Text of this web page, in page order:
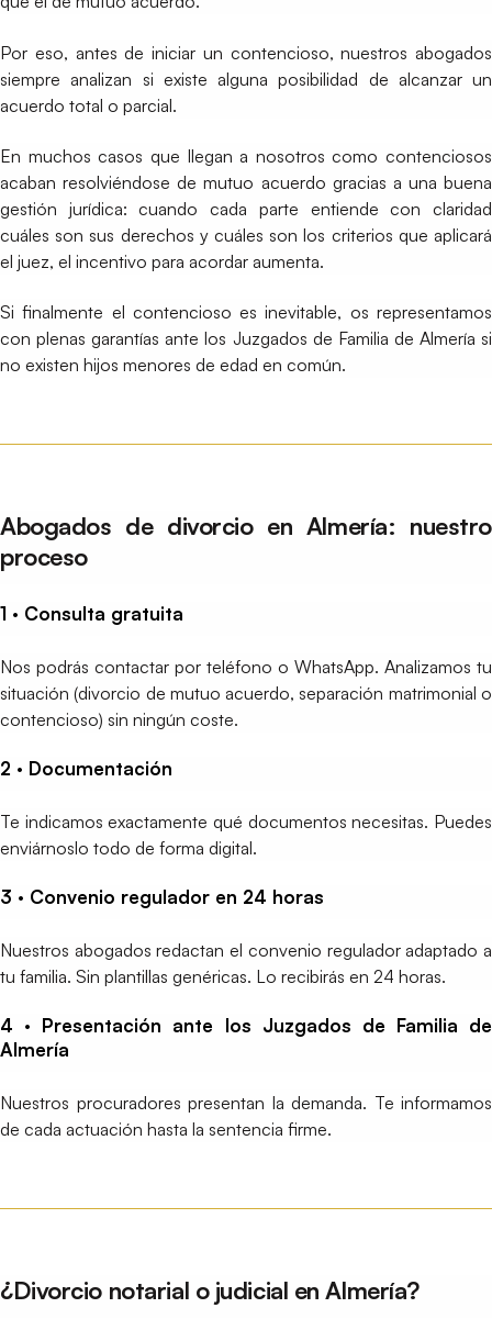
Por eso, antes de iniciar un contencioso, nuestros abogados
siempre analizan si existe alguna posibilidad de alcanzar un
acuerdo total o parcial.
En muchos casos que llegan a nosotros como contenciosos
acaban resolviéndose de mutuo acuerdo gracias a una buena
gestión jurídica: cuando cada parte entiende con claridad
cuáles son sus derechos y cuáles son los criterios que aplicará
el juez, el incentivo para acordar aumenta.
Si finalmente el contencioso es inevitable, os representamos
con plenas garantías ante los Juzgados de Familia de Almería si
no existen hijos menores de edad en común.
Abogados de divorcio en Almería: nuestro
proceso
1 · Consulta gratuita
Nos podrás contactar por teléfono o WhatsApp. Analizamos tu
situación (divorcio de mutuo acuerdo, separación matrimonial o
contencioso) sin ningún coste.
2 · Documentación
Te indicamos exactamente qué documentos necesitas. Puedes
enviárnoslo todo de forma digital.
3 · Convenio regulador en 24 horas
Nuestros abogados redactan el convenio regulador adaptado a
tu familia. Sin plantillas genéricas. Lo recibirás en 24 horas.
4 · Presentación ante los Juzgados de Familia de
Almería
Nuestros procuradores presentan la demanda. Te informamos
de cada actuación hasta la sentencia firme.
¿Divorcio notarial o judicial en Almería?